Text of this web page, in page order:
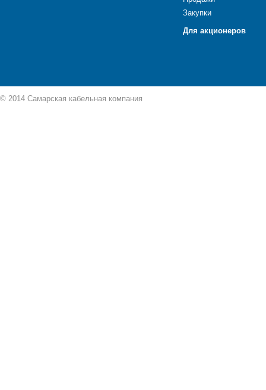
Закупки
Для акционеров
© 2014 Самарская кабельная компания